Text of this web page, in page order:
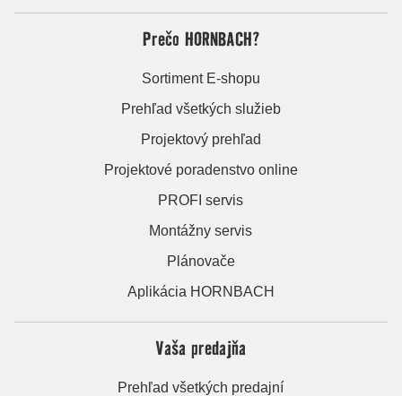
Prečo HORNBACH?
Sortiment E-shopu
Prehľad všetkých služieb
Projektový prehľad
Projektové poradenstvo online
PROFI servis
Montážny servis
Plánovače
Aplikácia HORNBACH
Vaša predajňa
Prehľad všetkých predajní